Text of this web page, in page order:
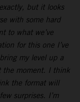
but it looks
with some hard
to what we’ve
for this one I’ve
my level up a
the moment. I think
the format will
surprises. I’m